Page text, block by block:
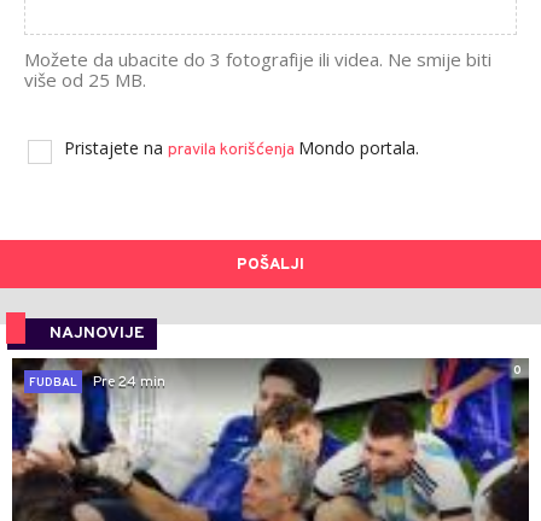
Možete da ubacite do 3 fotografije ili videa. Ne smije biti
više od 25 MB.
Pristajete na pravila korišćenja Mondo portala.
POŠALJI
NAJNOVIJE
0
FUDBAL
Pre 24 min